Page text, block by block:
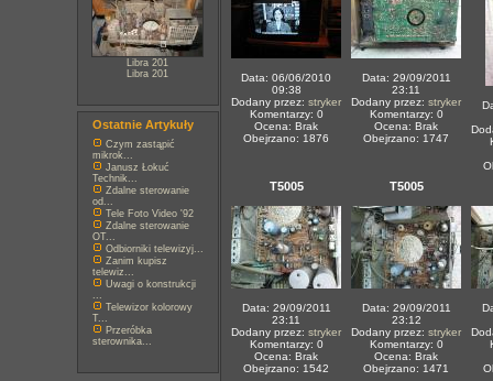
Libra 201
Libra 201
Ostatnie Artykuły
Czym zastąpić
mikrok...
Janusz Łokuć
Technik...
Zdalne sterowanie
od...
Tele Foto Video '92
Zdalne sterowanie
OT...
Odbiorniki telewizyj...
Zanim kupisz
telewiz...
Uwagi o konstrukcji
...
Telewizor kolorowy
T...
Przeróbka
sterownika...
Data: 06/06/2010
09:38
Dodany przez: stryker
Komentarzy: 0
Ocena: Brak
Obejrzano: 1876
Data: 29/09/2011
23:11
Dodany przez: stryker
Komentarzy: 0
Ocena: Brak
Obejrzano: 1747
T5005
Data: 29/09/2011
23:11
Dodany przez: stryker
Komentarzy: 0
Ocena: Brak
Obejrzano: 1542
T5005
Data: 29/09/2011
23:12
Dodany przez: stryker
Komentarzy: 0
Ocena: Brak
Obejrzano: 1471